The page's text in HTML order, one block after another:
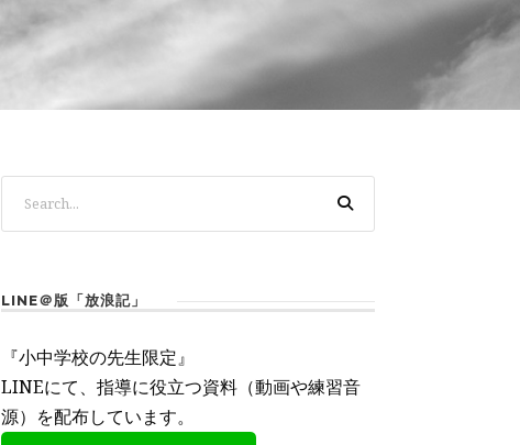
LINE＠版「放浪記」
『小中学校の先生限定』
LINEにて、指導に役立つ資料（動画や練習音
源）を配布しています。